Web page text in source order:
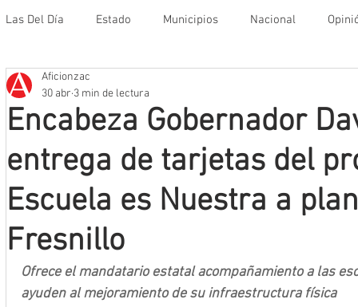
Las Del Día Estado Municipios Nacional
Que no se olvide
Mineros LNBP
Encabeza Gobernador
entrega de tarjetas del
Escuela es Nuestra a
Fresnillo
Aficionzac
30 abr 3 min de lectura
Ofrece el mandatario estatal acompañamiento a las
ayuden al mejoramiento de su infraestructura física